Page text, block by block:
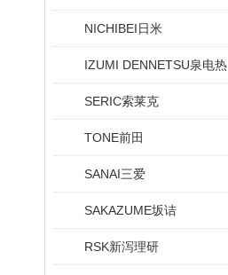
NICHIBEI日米
IZUMI DENNETSU泉电热
SERIC索莱克
TONE前田
SANAI三爱
SAKAZUME坂诘
RSK新泻理研